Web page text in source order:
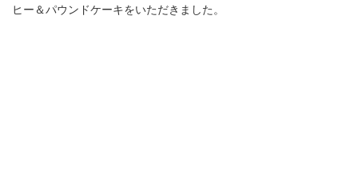
ヒー＆パウンドケーキをいただきました。